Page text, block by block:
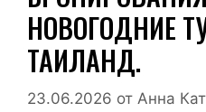
НОВОГОДНИЕ
ТАИЛАНД.
23.06.2026 от Анна